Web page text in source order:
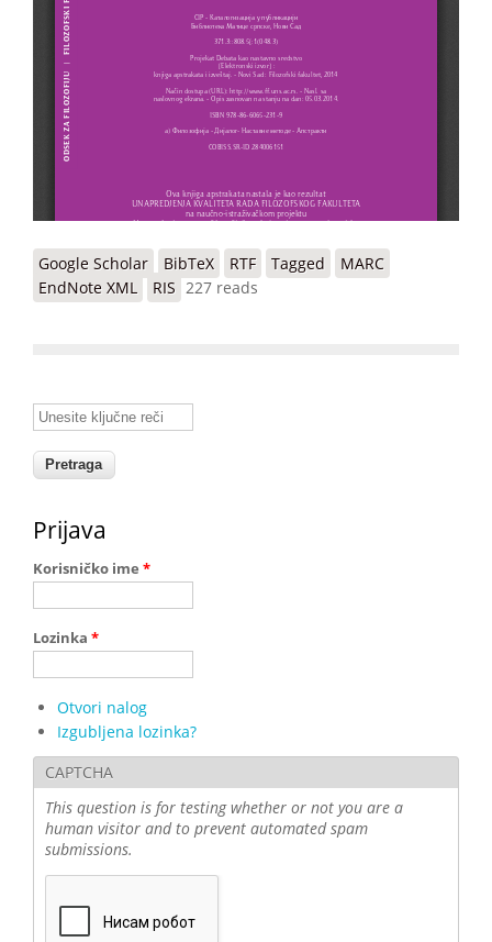
Google Scholar BibTeX RTF Tagged
MARC
EndNote XML
RIS 227 reads
Unesite ključne reči
Prijava
Korisničko ime *
Lozinka *
Otvori nalog
Izgubljena lozinka?
CAPTCHA
This question is for testing whether or not you are a
human visitor and to prevent automated spam
submissions.